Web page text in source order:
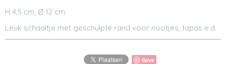
H 4,5 cm, Ø 12 cm
Leuk schaaltje met geschulpte rand voor nootjes, tapas e.d.
Save